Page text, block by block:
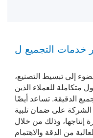
خدمات التجميع ل
إلى تبسيط التصنيع،
متكاملة للعملاء الذين
الدقيقة. تساعد أيضًا
على ضمان تلبية
إنتاجها، وذلك من خلال
من الدقة والاهتمام